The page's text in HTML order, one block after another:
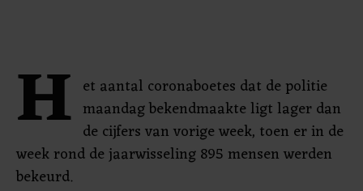
H et aantal coronaboetes dat de politie
maandag bekendmaakte ligt lager dan
de cijfers van vorige week, toen er in de
week rond de jaarwisseling 895 mensen werden
bekeurd.